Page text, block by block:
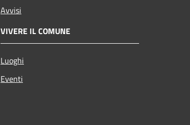
Avvisi
VIVERE IL COMUNE
Luoghi
Eventi